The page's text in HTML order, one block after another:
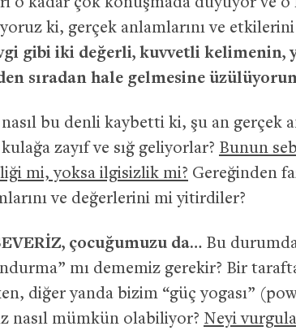
o kadar çok konuşmada duyuyor ve o
ki, gerçek anlamlarını ve
gibi iki değerli, kuvvetli kelimenin,
sıradan hale gelmesine
bu denli kaybetti ki, şu an gerçek
zayıf ve sığ geliyorlar? Bunun
mi, yoksa ilgisizlik mi? Gereğinden
ve değerlerini mi yitirdiler?
çocuğumuzu da… Bu
mı dememiz gerekir? Bir
diğer yanda bizim “güç yogası”
nasıl mümkün olabiliyor? Neyi